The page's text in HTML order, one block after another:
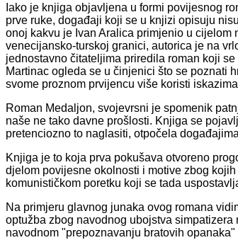
Iako je knjiga objavljena u formi povijesnog
prve ruke, događaji koji se u knjizi opisuju
onoj kakvu je Ivan Aralica primjenio u
venecijansko-turskoj granici, autorica je na
jednostavno čitateljima priredila roman koji
Martinac ogleda se u činjenici što se poznati
svome proznom prvijencu više koristi
Roman Medaljon, svojevrsni je spomenik
naše ne tako davne prošlosti. Knjiga se
pretenciozno to naglasiti, otpočela
Knjiga je to koja prva pokušava otvoreno
djelom povijesne okolnosti i motive zbog
komunističkom poretku koji se tada
Na primjeru glavnog junaka ovog romana
optužba zbog navodnog ubojstva
navodnom "prepoznavanju bratovih